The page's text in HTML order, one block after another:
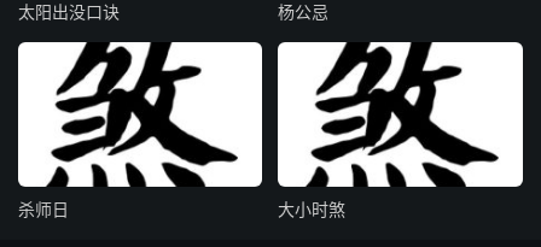
太阳出没口诀 杨公忌
杀师日 大小时煞